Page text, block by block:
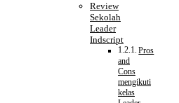
Review
Sekolah
Leader
Indscript
Pros
and
Cons
mengikuti
kelas